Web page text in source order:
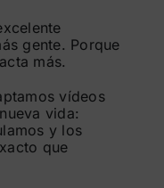
gente. Porque
más.
vídeos
vida:
y los
que